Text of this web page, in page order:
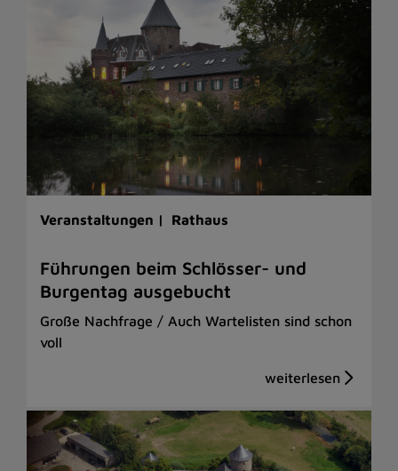
Veranstaltungen | Rathaus
Führungen beim Schlösser- und
Burgentag ausgebucht
Große Nachfrage / Auch Wartelisten sind schon
voll